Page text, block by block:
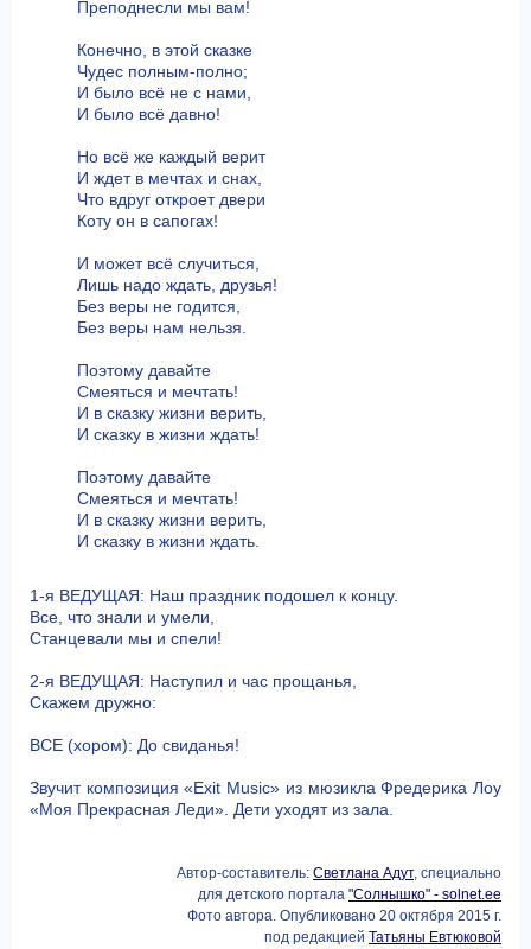
Преподнесли мы вам!
Конечно, в этой сказке
Чудес полным-полно;
И было всё не с нами,
И было всё давно!
Но всё же каждый верит
И ждет в мечтах и снах,
Что вдруг откроет двери
Коту он в сапогах!
И может всё случиться,
Лишь надо ждать, друзья!
Без веры не годится,
Без веры нам нельзя.
Поэтому давайте
Смеяться и мечтать!
И в сказку жизни верить,
И сказку в жизни ждать!
Поэтому давайте
Смеяться и мечтать!
И в сказку жизни верить,
И сказку в жизни ждать.
1-я ВЕДУЩАЯ: Наш праздник подошел к концу.
Все, что знали и умели,
Станцевали мы и спели!
2-я ВЕДУЩАЯ: Наступил и час прощанья,
Скажем дружно:
ВСЕ (хором): До свиданья!
Звучит композиция «Exit Music» из мюзикла Фредерика Лоу
«Моя Прекрасная Леди». Дети уходят из зала.
Автор-составитель: Светлана Адут, специально
для детского портала "Солнышко" - solnet.ee
Фото автора. Опубликовано 20 октября 2015 г.
под редакцией Татьяны Евтюковой